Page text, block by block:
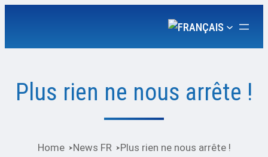
Plus rien ne nous arrête !
Home News FR Plus rien ne nous arrête !